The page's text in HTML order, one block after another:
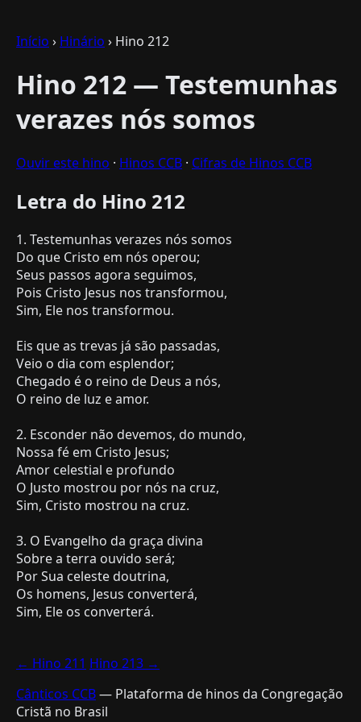
Início › Hinário › Hino 212
Hino 212 — Testemunhas
verazes nós somos
Ouvir este hino · Hinos CCB · Cifras de Hinos CCB
Letra do Hino 212
1. Testemunhas verazes nós somos
Do que Cristo em nós operou;
Seus passos agora seguimos,
Pois Cristo Jesus nos transformou,
Sim, Ele nos transformou.
Eis que as trevas já são passadas,
Veio o dia com esplendor;
Chegado é o reino de Deus a nós,
O reino de luz e amor.
2. Esconder não devemos, do mundo,
Nossa fé em Cristo Jesus;
Amor celestial e profundo
O Justo mostrou por nós na cruz,
Sim, Cristo mostrou na cruz.
3. O Evangelho da graça divina
Sobre a terra ouvido será;
Por Sua celeste doutrina,
Os homens, Jesus converterá,
Sim, Ele os converterá.
← Hino 211 Hino 213 →
Cânticos CCB— Plataforma de hinos da Congregação
Cristã no Brasil